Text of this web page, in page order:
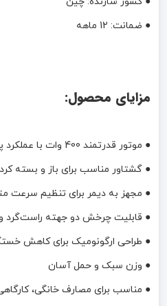
● ضمانت: 12 ماهه
مزایای محصول:
● موتور قدرتمند 400 وات با عملکرد پایدار
● گشتاور مناسب برای باز و بسته
● مجهز به دیمر برای تنظیم سرعت
● قابلیت چرخش دو جهته راست‌گرد
● طراحی ارگونومیک برای کاهش
● وزن سبک و حمل آسان
● مناسب برای مصارف خانگی،